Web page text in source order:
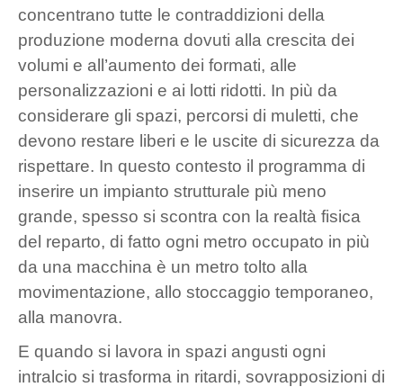
concentrano tutte le contraddizioni della
produzione moderna dovuti alla crescita dei
volumi e all’aumento dei formati, alle
personalizzazioni e ai lotti ridotti. In più da
considerare gli spazi, percorsi di muletti, che
devono restare liberi e le uscite di sicurezza da
rispettare. In questo contesto il programma di
inserire un impianto strutturale più meno
grande, spesso si scontra con la realtà fisica
del reparto, di fatto ogni metro occupato in più
da una macchina è un metro tolto alla
movimentazione, allo stoccaggio temporaneo,
alla manovra.
E quando si lavora in spazi angusti ogni
intralcio si trasforma in ritardi, sovrapposizioni di